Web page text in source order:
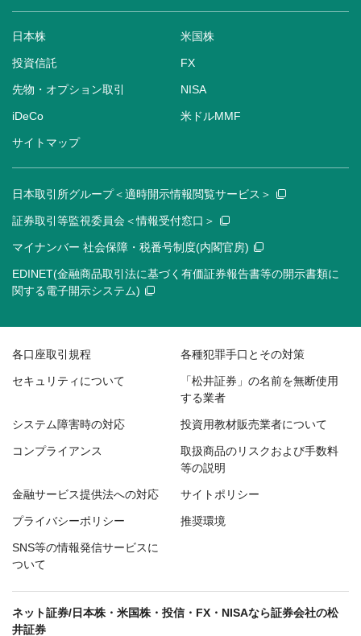
日本株 米国株
投資信託 FX
先物・オプション取引 NISA
iDeCo 米ドルMMF
サイトマップ
日本取引所グループ＜適時開示情報閲覧サービス＞
証券取引等監視委員会＜情報受付窓口＞
マイナンバー 社会保障・税番号制度(内閣官房)
EDINET(金融商品取引法に基づく有価証券報告書等の開示書類に
関する電子開示システム)
各口座取引規程 各種犯罪手口とその対策
セキュリティについて
「松井証券」の名前を無断使用
する業者
システム障害時の対応 投資用教材販売業者について
コンプライアンス
取扱商品のリスクおよび手数料
等の説明
金融サービス提供法への対応 サイトポリシー
プライバシーポリシー 推奨環境
SNS等の情報発信サービスに
ついて
ネット証券/日本株・米国株・投信・FX・NISAなら証券会社の松
井証券